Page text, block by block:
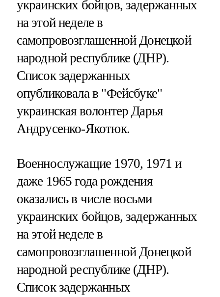
украинских бойцов, задержанных
на этой неделе в
самопровозглашенной Донецкой
народной республике (ДНР).
Список задержанных
опубликовала в "Фейсбуке"
украинская волонтер Дарья
Андрусенко-Якотюк.
Военнослужащие 1970, 1971 и
даже 1965 года рождения
оказались в числе восьми
украинских бойцов, задержанных
на этой неделе в
самопровозглашенной Донецкой
народной республике (ДНР).
Список задержанных